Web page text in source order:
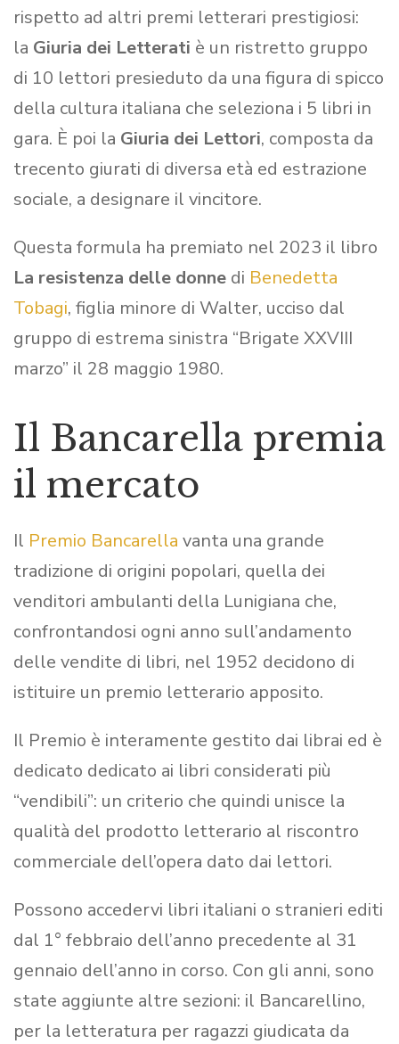
rispetto ad altri premi letterari prestigiosi:
la Giuria dei Letterati è un ristretto gruppo
di 10 lettori presieduto da una figura di spicco
della cultura italiana che seleziona i 5 libri in
gara. È poi la Giuria dei Lettori, composta da
trecento giurati di diversa età ed estrazione
sociale, a designare il vincitore.
Questa formula ha premiato nel 2023 il libro
La resistenza delle donne di Benedetta
Tobagi, figlia minore di Walter, ucciso dal
gruppo di estrema sinistra “Brigate XXVIII
marzo” il 28 maggio 1980.
Il Bancarella premia
il mercato
Il Premio Bancarella vanta una grande
tradizione di origini popolari, quella dei
venditori ambulanti della Lunigiana che,
confrontandosi ogni anno sull’andamento
delle vendite di libri, nel 1952 decidono di
istituire un premio letterario apposito.
Il Premio è interamente gestito dai librai ed è
dedicato dedicato ai libri considerati più
“vendibili”: un criterio che quindi unisce la
qualità del prodotto letterario al riscontro
commerciale dell’opera dato dai lettori.
Possono accedervi libri italiani o stranieri editi
dal 1° febbraio dell’anno precedente al 31
gennaio dell’anno in corso. Con gli anni, sono
state aggiunte altre sezioni: il Bancarellino,
per la letteratura per ragazzi giudicata da